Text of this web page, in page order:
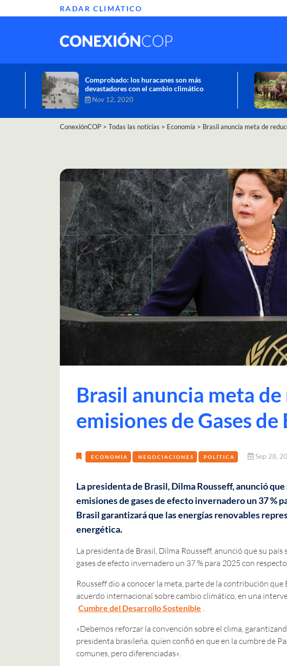
RADAR CLIMÁTICO
Informe de la ONU alerta sobre graves
efectos del cambio climático en África
Oct 26, 2020
ConexiónCOP > Todas las noticias > Economía > Brasil anuncia meta de
Brasil anuncia meta
emisiones de Gases
ECONOMÍA NEGOCIACIONES POLÍTICA Sep 28,
La presidenta de Brasil, Dilma Rousseff, anunció
emisiones de gases de efecto invernadero un 37 %
Brasil garantizará que las energías renovables
energética.
La presidenta de Brasil, Dilma Rousseff, anunció que su
gases de efecto invernadero un 37 % para 2025 con
Rousseff dio a conocer la meta, parte de la contribución
acuerdo internacional sobre cambio climático, en una
Cumbre del Desarrollo Sostenible
«Debemos reforzar la convención sobre el clima,
presidenta brasileña, quien confió en que en la cumbre de
comunes, pero diferenciadas».